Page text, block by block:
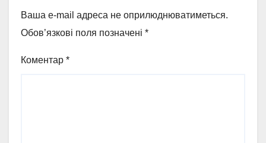
Ваша e-mail адреса не оприлюднюватиметься.
Обов’язкові поля позначені *
Коментар *